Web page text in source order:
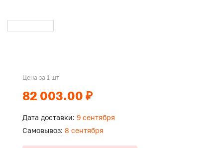
Цена за 1 шт
82 003.00 ₽
Дата доставки: 9 сентября
Самовывоз: 8 сентября